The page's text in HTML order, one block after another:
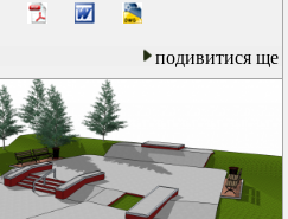
подивитися ще